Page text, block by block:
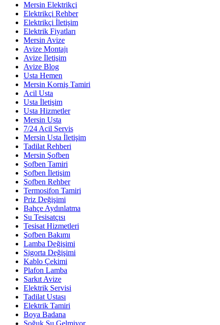
Mersin Elektrikçi
Elektrikçi Rehber
Elektrikçi İletişim
Elektrik Fiyatları
Mersin Avize
Avize Montajı
Avize İletişim
Avize Blog
Usta Hemen
Mersin Korniş Tamiri
Acil Usta
Usta İletişim
Usta Hizmetler
Mersin Usta
7/24 Acil Servis
Mersin Usta İletişim
Tadilat Rehberi
Mersin Şofben
Şofben Tamiri
Şofben İletişim
Şofben Rehber
Termosifon Tamiri
Priz Değişimi
Bahçe Aydınlatma
Su Tesisatçısı
Tesisat Hizmetleri
Şofben Bakımı
Lamba Değişimi
Sigorta Değişimi
Kablo Çekimi
Plafon Lamba
Sarkıt Avize
Elektrik Servisi
Tadilat Ustası
Elektrik Tamiri
Boya Badana
Soğuk Su Gelmiyor